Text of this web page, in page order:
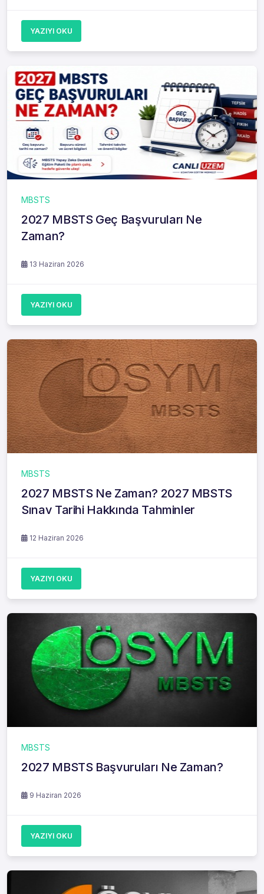
YAZIYI OKU
MBSTS
2027 MBSTS Geç Başvuruları Ne
Zaman?
13 Haziran 2026
YAZIYI OKU
MBSTS
2027 MBSTS Ne Zaman? 2027 MBSTS
Sınav Tarihi Hakkında Tahminler
12 Haziran 2026
YAZIYI OKU
MBSTS
2027 MBSTS Başvuruları Ne Zaman?
9 Haziran 2026
YAZIYI OKU